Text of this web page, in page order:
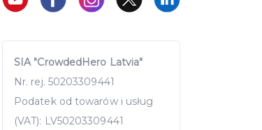
SIA "CrowdedHero Latvia"
Nr. rej. 50203309441
Podatek od towarów i usług
(VAT): LV50203309441